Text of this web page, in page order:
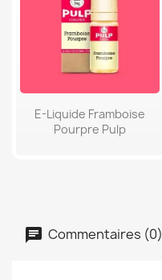
E-Liquide Framboise
Pourpre Pulp
Commentaires (0)